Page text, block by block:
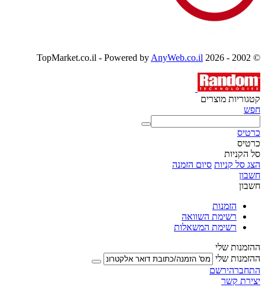
© 2002 - 2026 TopMarket.co.il - Powered by
AnyWeb.co.il
קטגוריות מוצרים
חפש
כרטיס
כרטיס
סל הקניות
הצג סל קניות סיום הזמנה
חשבון
חשבון
הזמנות
רשימת השוואה
רשימת המשאלות
ההזמנות שלי
ההזמנות שלי
התחברהירשם
יצירת קשר